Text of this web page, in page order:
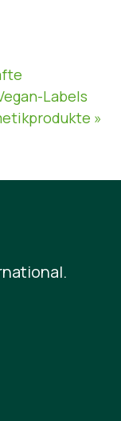
Labels
»